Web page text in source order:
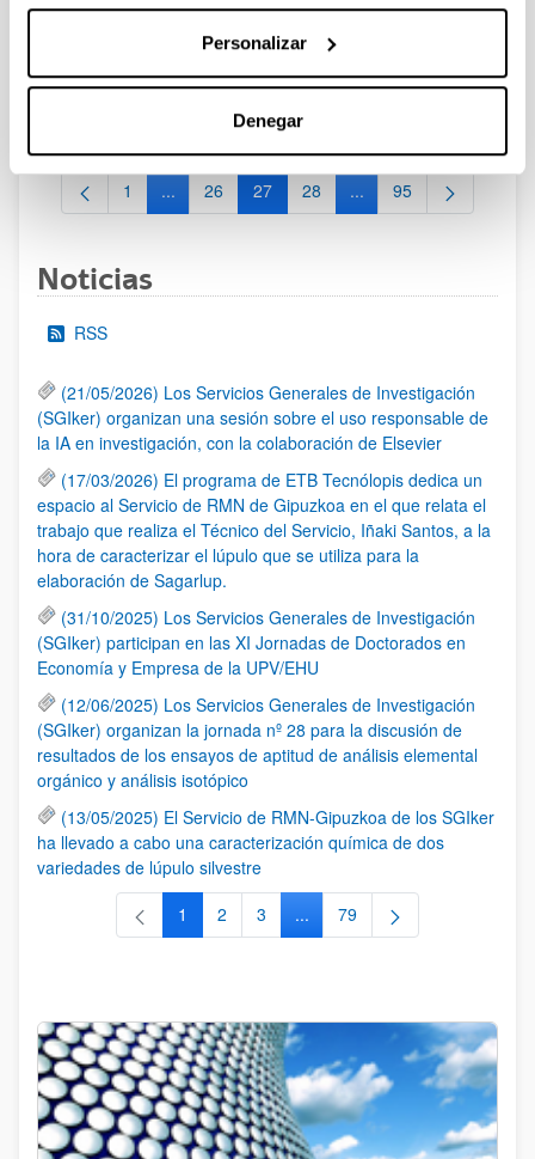
Personalizar
Denegar
2024
Los/las interesados/as de la UPV/EHU dispondrán de plazo
hasta el 3 de junio de 2024 para comunicar su intención de
participar en la convocatoria en la dirección e-mail
convocatoriasestatales.dgi@ehu.eus
Página
1 ...Páginas intermedias Use TAB para desplazarse.
Página
26 Página
27 Página
28 ...Páginas intermedias
Página
95
Noticias
RSS
(21/05/2026) Los Servicios Generales de Investigación
(SGIker) organizan una sesión sobre el uso responsable de
la IA en investigación, con la colaboración de Elsevier
(17/03/2026) El programa de ETB Tecnólopis dedica un
espacio al Servicio de RMN de Gipuzkoa en el que relata el
trabajo que realiza el Técnico del Servicio, Iñaki Santos, a la
hora de caracterizar el lúpulo que se utiliza para la
elaboración de Sagarlup.
(31/10/2025) Los Servicios Generales de Investigación
(SGIker) participan en las XI Jornadas de Doctorados en
Economía y Empresa de la UPV/EHU
(12/06/2025) Los Servicios Generales de Investigación
(SGIker) organizan la jornada nº 28 para la discusión de
resultados de los ensayos de aptitud de análisis elemental
orgánico y análisis isotópico
(13/05/2025) El Servicio de RMN-Gipuzkoa de los SGIker
ha llevado a cabo una caracterización química de dos
variedades de lúpulo silvestre
Página
1 Página
2 Página
3 ...Páginas intermedias Use TAB
Página
79